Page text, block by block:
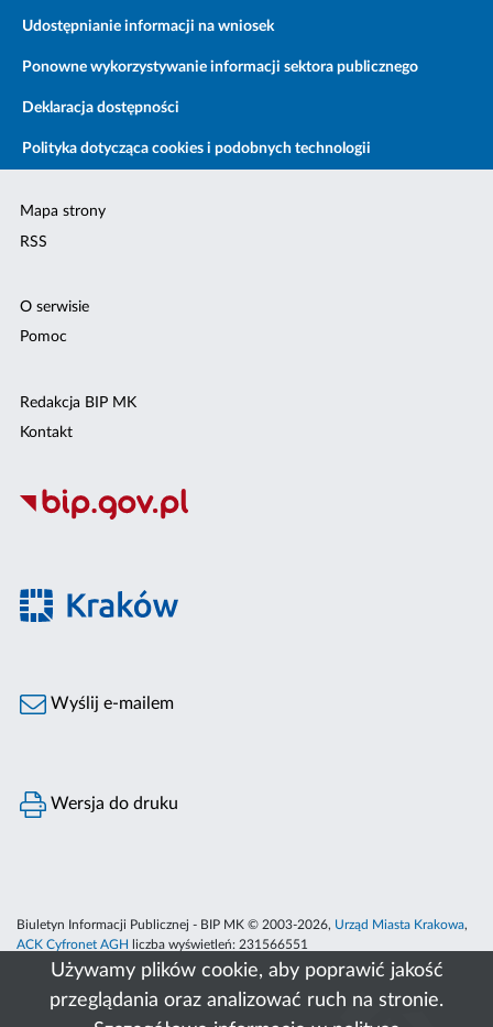
Używamy plików cookie, aby poprawić jakość
przeglądania oraz analizować ruch na stronie.
Udostępnianie informacji na wniosek
Ponowne wykorzystywanie informacji sektora publicznego
Deklaracja dostępności
Polityka dotycząca cookies i podobnych technologii
Mapa strony
RSS
O serwisie
Pomoc
Redakcja BIP MK
Kontakt
Wyślij e-mailem
Wersja do druku
Biuletyn Informacji Publicznej - BIP MK © 2003-2026, Urząd Miasta Krakowa,
ACK Cyfronet AGH
liczba wyświetleń: 231566551